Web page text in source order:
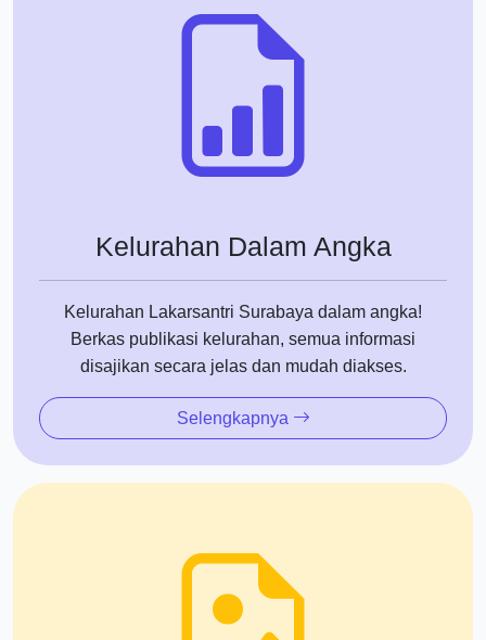
Kelurahan Dalam Angka
Kelurahan Lakarsantri Surabaya dalam angka!
Berkas publikasi kelurahan, semua informasi
disajikan secara jelas dan mudah diakses.
Selengkapnya